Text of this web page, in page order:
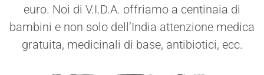
euro. Noi di V.I.D.A. offriamo a centinaia di
bambini e non solo dell’India attenzione medica
gratuita, medicinali di base, antibiotici, ecc.